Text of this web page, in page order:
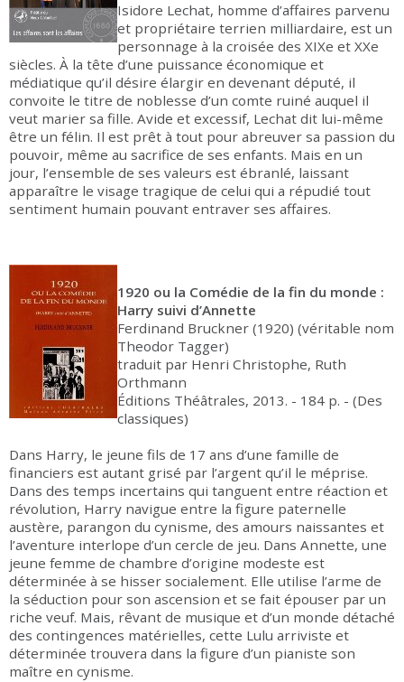
Isidore Lechat, homme d’affaires parvenu
et propriétaire terrien milliardaire, est un
personnage à la croisée des XIXe et XXe
siècles. À la tête d’une puissance économique et
médiatique qu’il désire élargir en devenant député, il
convoite le titre de noblesse d’un comte ruiné auquel il
veut marier sa fille. Avide et excessif, Lechat dit lui-même
être un félin. Il est prêt à tout pour abreuver sa passion du
pouvoir, même au sacrifice de ses enfants. Mais en un
jour, l’ensemble de ses valeurs est ébranlé, laissant
apparaître le visage tragique de celui qui a répudié tout
sentiment humain pouvant entraver ses affaires.
1920 ou la Comédie de la fin du monde :
Harry suivi d’Annette
Ferdinand Bruckner (1920) (véritable nom
Theodor Tagger)
traduit par Henri Christophe, Ruth
Orthmann
Éditions Théâtrales, 2013. - 184 p. - (Des
classiques)
Dans Harry, le jeune fils de 17 ans d’une famille de
financiers est autant grisé par l’argent qu’il le méprise.
Dans des temps incertains qui tanguent entre réaction et
révolution, Harry navigue entre la figure paternelle
austère, parangon du cynisme, des amours naissantes et
l’aventure interlope d’un cercle de jeu. Dans Annette, une
jeune femme de chambre d’origine modeste est
déterminée à se hisser socialement. Elle utilise l’arme de
la séduction pour son ascension et se fait épouser par un
riche veuf. Mais, rêvant de musique et d’un monde détaché
des contingences matérielles, cette Lulu arriviste et
déterminée trouvera dans la figure d’un pianiste son
maître en cynisme.